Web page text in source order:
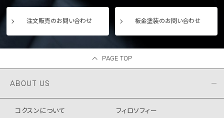
注文販売のお問い合わせ 板金塗装のお問い合わせ
PAGE TOP
ABOUT US
コクスンについて
フィロソフィー